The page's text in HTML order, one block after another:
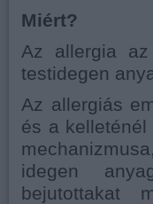
Miért?
Az allergia az
testidegen
Az allergiás
és a kelleténél
idegen
bejutottakat